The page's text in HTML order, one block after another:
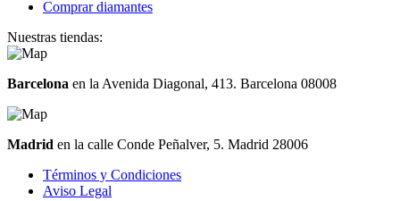
Comprar diamantes
Nuestras tiendas:
Barcelona en la Avenida Diagonal, 413. Barcelona 08008
Madrid en la calle Conde Peñalver, 5. Madrid 28006
Términos y Condiciones
Aviso Legal